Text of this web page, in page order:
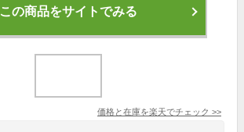
この商品をサイトでみる
価格と在庫を楽天でチェック >>